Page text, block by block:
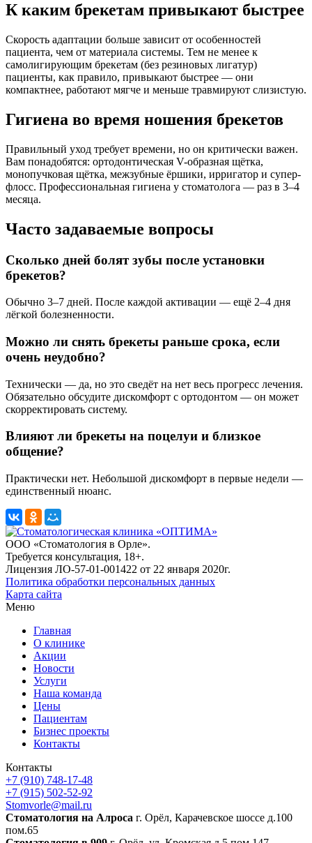
К каким брекетам привыкают быстрее
Скорость адаптации больше зависит от особенностей
пациента, чем от материала системы. Тем не менее к
самолигирующим брекетам (без резиновых лигатур)
пациенты, как правило, привыкают быстрее — они
компактнее, работают мягче и меньше травмируют слизистую.
Гигиена во время ношения брекетов
Правильный уход требует времени, но он критически важен.
Вам понадобятся: ортодонтическая V-образная щётка,
монопучковая щётка, межзубные ёршики, ирригатор и супер-
флосс. Профессиональная гигиена у стоматолога — раз в 3–4
месяца.
Часто задаваемые вопросы
Сколько дней болят зубы после установки
брекетов?
Обычно 3–7 дней. После каждой активации — ещё 2–4 дня
лёгкой болезненности.
Можно ли снять брекеты раньше срока, если
очень неудобно?
Технически — да, но это сведёт на нет весь прогресс лечения.
Обязательно обсудите дискомфорт с ортодонтом — он может
скорректировать систему.
Влияют ли брекеты на поцелуи и близкое
общение?
Практически нет. Небольшой дискомфорт в первые недели —
единственный нюанс.
ООО «Стоматология в Орле».
Требуется консультация, 18+.
Лицензия ЛО-57-01-001422 от 22 января 2020г.
Политика обработки персональных данных
Карта сайта
Меню
Главная
О клинике
Акции
Новости
Услуги
Наша команда
Цены
Пациентам
Бизнес проекты
Контакты
Контакты
+7 (910) 748-17-48
+7 (915) 502-52-92
Stomvorle@mail.ru
Cтоматология на Алроса г. Орёл, Карачевское шоссе д.100
пом.65